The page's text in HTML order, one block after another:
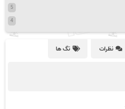
5
4
نظرات تگ ها